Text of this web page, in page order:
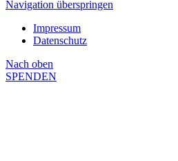
Navigation überspringen
Impressum
Datenschutz
Nach oben
SPENDEN